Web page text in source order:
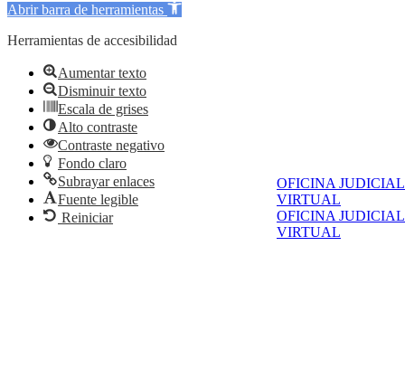
OFICINA JUDICIAL
VIRTUAL
OFICINA JUDICIAL
VIRTUAL
Abrir barra de herramientas
Herramientas de accesibilidad
Aumentar texto
Disminuir texto
Escala de grises
Alto contraste
Contraste negativo
Fondo claro
Subrayar enlaces
Fuente legible
Reiniciar